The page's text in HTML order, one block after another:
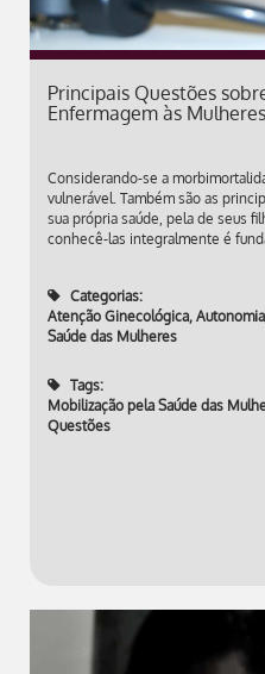
Principais Questões
Enfermagem às
Considerando-se a
vulnerável. Também são as
sua própria saúde, pela de seus
conhecê-las integralmente é
Categorias:
Atenção Ginecológica, Autonomia
Saúde das Mulheres
Tags:
Mobilização pela Saúde das
Questões